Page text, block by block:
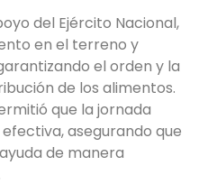
del Ejército Nacional,
en el terreno y
el orden y la
de los alimentos.
que la jornada
asegurando que
de manera